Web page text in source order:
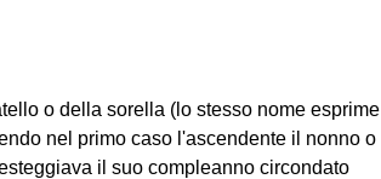
o della sorella (lo stesso nome esprime
nel primo caso l'ascendente il nonno o
il suo compleanno circondato